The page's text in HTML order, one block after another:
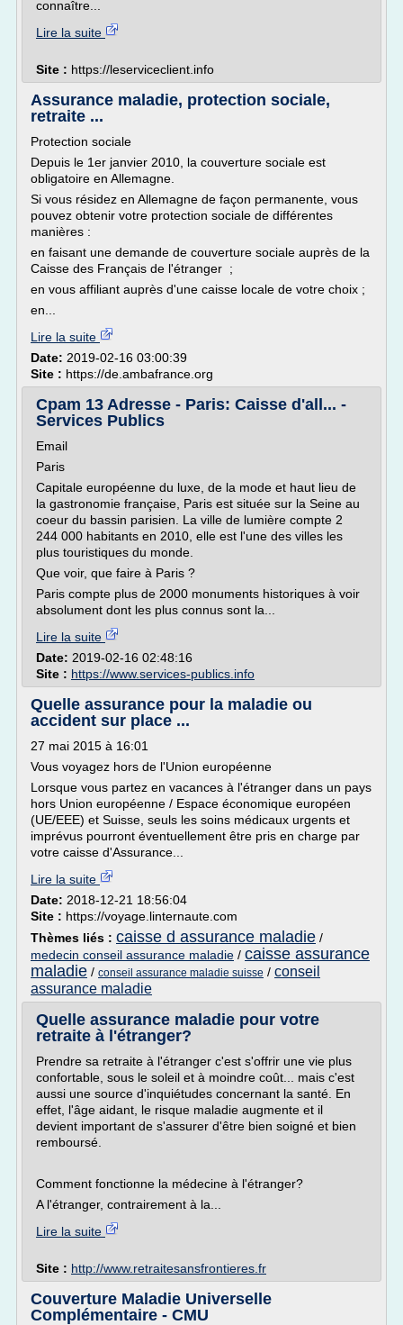
connaître...
Lire la suite
Site : https://leserviceclient.info
Assurance maladie, protection sociale,
retraite ...
Protection sociale
Depuis le 1er janvier 2010, la couverture sociale est
obligatoire en Allemagne.
Si vous résidez en Allemagne de façon permanente, vous
pouvez obtenir votre protection sociale de différentes
manières :
en faisant une demande de couverture sociale auprès de la
Caisse des Français de l'étranger ;
en vous affiliant auprès d'une caisse locale de votre choix ;
en...
Lire la suite
Date: 2019-02-16 03:00:39
Site : https://de.ambafrance.org
Cpam 13 Adresse - Paris: Caisse d'all... -
Services Publics
Email
Paris
Capitale européenne du luxe, de la mode et haut lieu de
la gastronomie française, Paris est située sur la Seine au
coeur du bassin parisien. La ville de lumière compte 2
244 000 habitants en 2010, elle est l'une des villes les
plus touristiques du monde.
Que voir, que faire à Paris ?
Paris compte plus de 2000 monuments historiques à voir
absolument dont les plus connus sont la...
Lire la suite
Date: 2019-02-16 02:48:16
Site : https://www.services-publics.info
Quelle assurance pour la maladie ou
accident sur place ...
27 mai 2015 à 16:01
Vous voyagez hors de l'Union européenne
Lorsque vous partez en vacances à l'étranger dans un pays
hors Union européenne / Espace économique européen
(UE/EEE) et Suisse, seuls les soins médicaux urgents et
imprévus pourront éventuellement être pris en charge par
votre caisse d'Assurance...
Lire la suite
Date: 2018-12-21 18:56:04
Site : https://voyage.linternaute.com
Thèmes liés : caisse d assurance maladie /
medecin conseil assurance maladie / caisse assurance
maladie / conseil assurance maladie suisse / conseil
assurance maladie
Quelle assurance maladie pour votre
retraite à l'étranger?
Prendre sa retraite à l'étranger c'est s'offrir une vie plus
confortable, sous le soleil et à moindre coût... mais c'est
aussi une source d'inquiétudes concernant la santé. En
effet, l'âge aidant, le risque maladie augmente et il
devient important de s'assurer d'être bien soigné et bien
remboursé.
Comment fonctionne la médecine à l'étranger?
A l'étranger, contrairement à la...
Lire la suite
Site : http://www.retraitesansfrontieres.fr
Couverture Maladie Universelle
Complémentaire - CMU